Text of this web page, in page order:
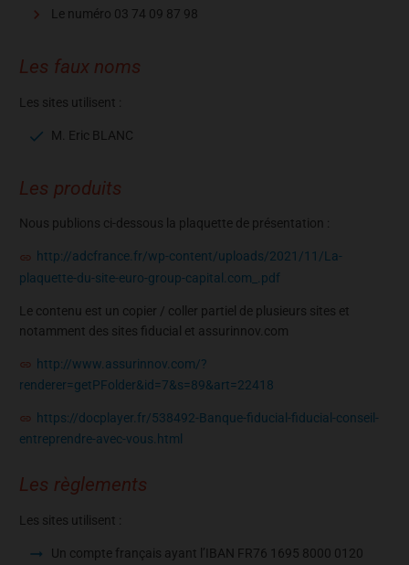
Le numéro 03 74 09 87 98
Les faux noms
Les sites utilisent :
M. Eric BLANC
Les produits
Nous publions ci-dessous la plaquette de présentation :
http://adcfrance.fr/wp-content/uploads/2021/11/La-
plaquette-du-site-euro-group-capital.com_.pdf
Le contenu est un copier / coller partiel de plusieurs sites et
notamment des sites fiducial et assurinnov.com
http://www.assurinnov.com/?
renderer=getPFolder&id=7&s=89&art=22418
https://docplayer.fr/538492-Banque-fiducial-fiducial-conseil-
entreprendre-avec-vous.html
Les règlements
Les sites utilisent :
Un compte français ayant l’IBAN FR76 1695 8000 0120